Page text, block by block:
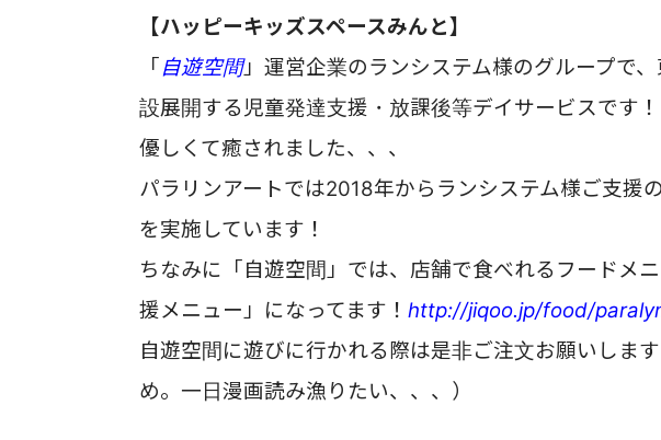
【ハッピーキッズスペースみんと】
「自遊空間」運営企業のランシステム様のグループで
設展開する児童発達支援・放課後等デイサービスです！
優しくて癒されました、、、
パラリンアートでは2018年からランシステム様ご支援
を実施しています！
ちなみに「自遊空間」では、店舗で食べれるフードメ
援メニュー」になってます！ http://jiqoo.jp/food/
自遊空間に遊びに行かれる際は是非ご注文お願いします
め。一日漫画読み漁りたい、、、）